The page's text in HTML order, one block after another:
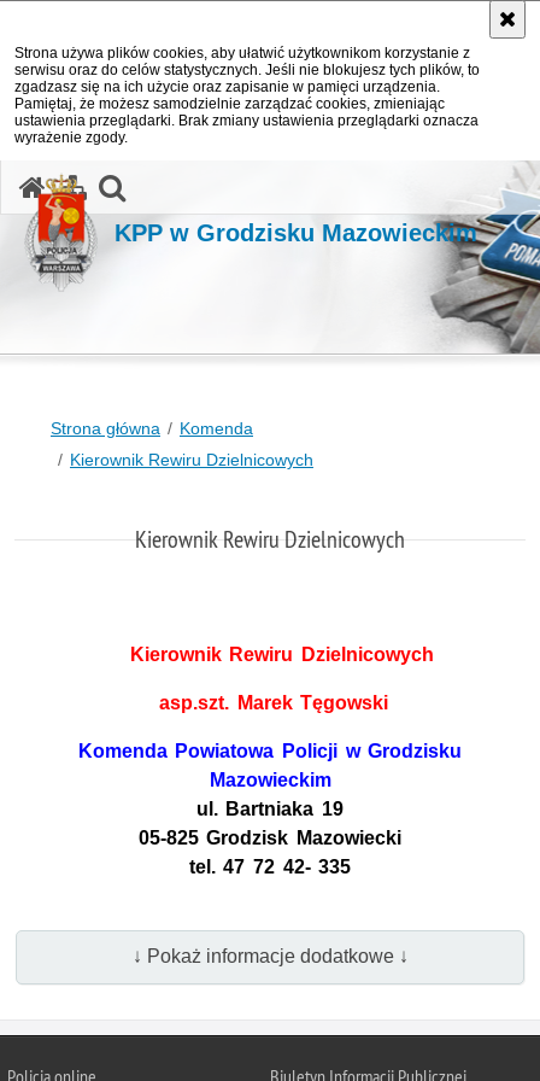
Strona używa plików cookies, aby ułatwić użytkownikom korzystanie z
serwisu oraz do celów statystycznych. Jeśli nie blokujesz tych plików, to
zgadzasz się na ich użycie oraz zapisanie w pamięci urządzenia.
Pamiętaj, że możesz samodzielnie zarządzać cookies, zmieniając
ustawienia przeglądarki. Brak zmiany ustawienia przeglądarki oznacza
wyrażenie zgody.
KPP w Grodzisku Mazowieckim
Strona główna
Komenda
Kierownik Rewiru Dzielnicowych
Kierownik Rewiru Dzielnicowych
Kierownik Rewiru Dzielnicowych
asp.szt. Marek Tęgowski
Komenda Powiatowa Policji w Grodzisku
Mazowieckim
ul. Bartniaka 19
05-825 Grodzisk Mazowiecki
tel. 47 72 42- 335
↓ Pokaż informacje dodatkowe ↓
Policja online Biuletyn Informacji Publicznej